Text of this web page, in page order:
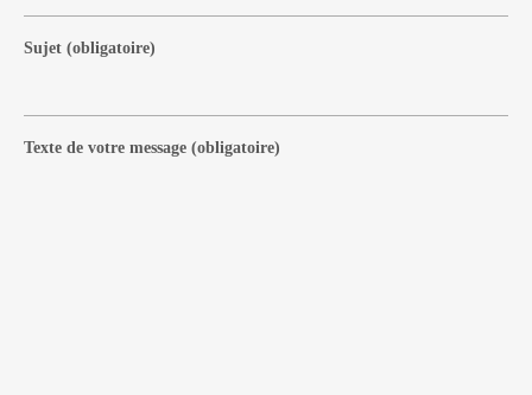
Sujet (obligatoire)
Texte de votre message (obligatoire)